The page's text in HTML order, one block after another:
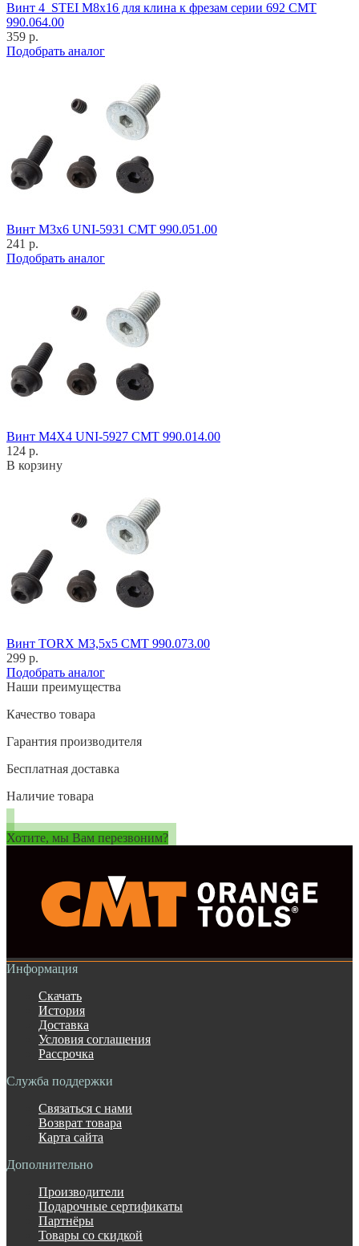
Винт 4_STEI M8x16 для клина к фрезам серии 692 CMT
990.064.00
359 р.
Подобрать аналог
Винт M3x6 UNI-5931 CMT 990.051.00
241 р.
Подобрать аналог
Винт M4X4 UNI-5927 CMT 990.014.00
124 р.
В корзину
Винт TORX M3,5x5 CMT 990.073.00
299 р.
Подобрать аналог
Наши преимущества
Качество товара
Гарантия производителя
Бесплатная доставка
Наличие товара
Хотите, мы Вам перезвоним?
Информация
Скачать
История
Доставка
Условия соглашения
Рассрочка
Служба поддержки
Связаться с нами
Возврат товара
Карта сайта
Дополнительно
Производители
Подарочные сертификаты
Партнёры
Товары со скидкой